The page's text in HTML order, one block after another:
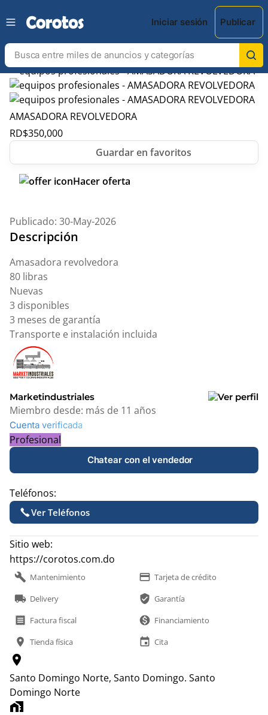
Iniciar sesión Publicar
AMASADORA REVOLVEDORA
RD$350,000
Hacer oferta
Publicado: 30-May-2026
Descripción
Amasadora revolvedora
80 libras
Nuevas
3 disponibles
3 meses de garantía
Transporte e instalación incluida
Marketindustriales
Miembro desde: más de 11 años
Cuenta verificada
Profesional
Chatear con el vendedor
Teléfonos:
Ver Teléfonos
Sitio web:
https://corotos.com.do
build Mantenimiento payment Tarjeta de crédito
local_shipping Delivery verified_user Garantía
receipt Factura fiscal monetization_on Financiamiento
location_on Tienda física event Cita
location_on
Santo Domingo Norte, Santo Domingo. Santo
Domingo Norte
home_work